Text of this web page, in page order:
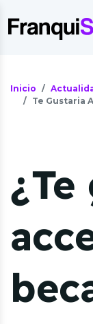
Inicio
Te Gustaria